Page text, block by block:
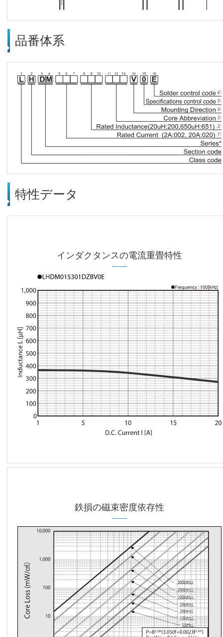
品番体系
特性データ
インダクタンスの電流重畳特性
鉄損の磁束密度依存性